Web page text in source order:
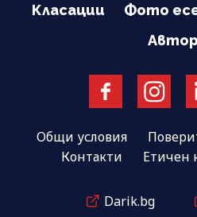
Класации
Фото
Общи условия
Контакти
Етичен
Darik.bg